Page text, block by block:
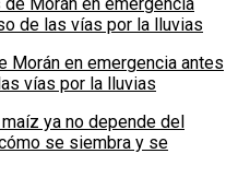
Morán en emergencia antes
vías por la lluvias